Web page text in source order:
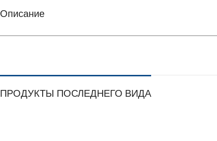
Описание
ПРОДУКТЫ ПОСЛЕДНЕГО ВИДА